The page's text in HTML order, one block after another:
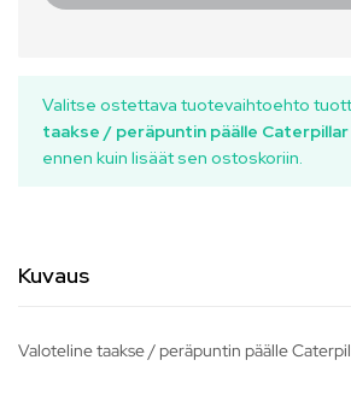
Valitse ostettava tuotevaihtoehto
taakse / peräpuntin päälle Caterpillar
ennen kuin lisäät sen ostoskoriin.
Kuvaus
Valoteline taakse / peräpuntin päälle